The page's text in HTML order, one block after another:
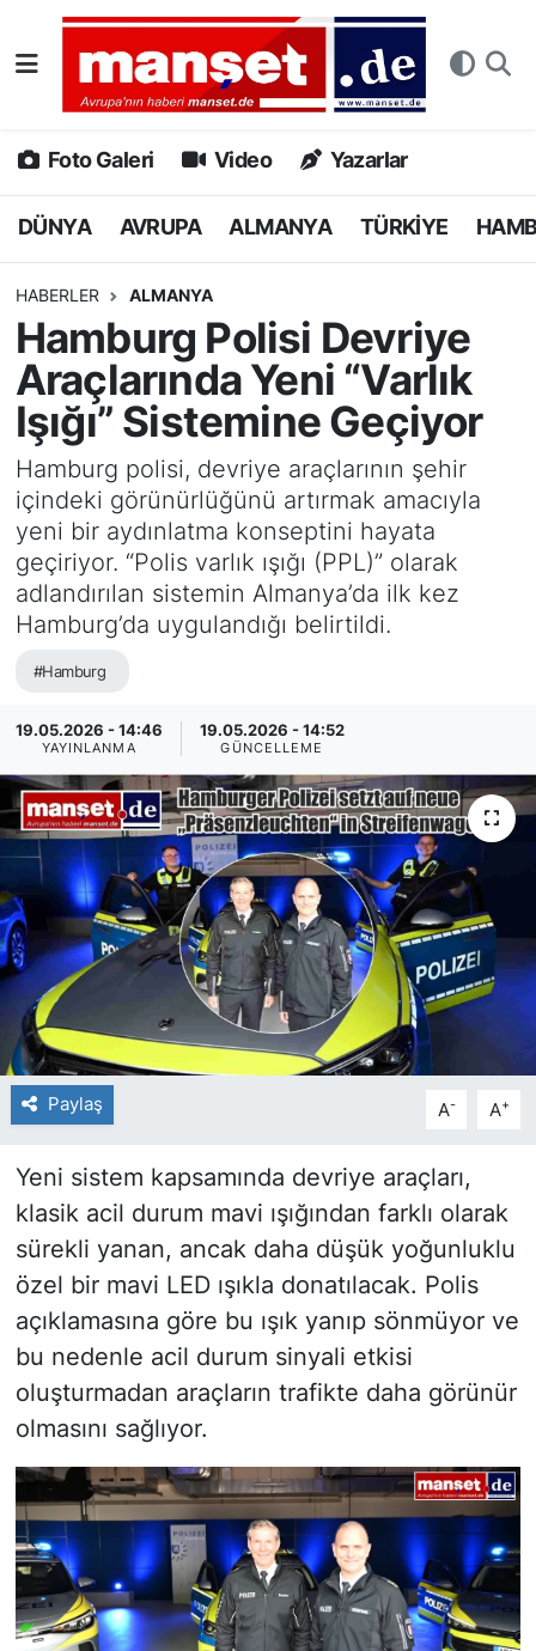
Foto Galeri Video Yazarlar
DÜNYA AVRUPA ALMANYA TÜRKİYE
HABERLER ALMANYA
Hamburg Polisi Devriye
Araçlarında Yeni “Varlık
Işığı” Sistemine Geçiyor
Hamburg polisi, devriye araçlarının şehir
içindeki görünürlüğünü artırmak amacıyla
yeni bir aydınlatma konseptini hayata
geçiriyor. “Polis varlık ışığı (PPL)” olarak
adlandırılan sistemin Almanya’da ilk kez
Hamburg’da uygulandığı belirtildi.
#Hamburg
19.05.2026 - 14:46
YAYINLANMA
19.05.2026 - 14:52
GÜNCELLEME
Paylaş A- A+
Yeni sistem kapsamında devriye araçları,
klasik acil durum mavi ışığından farklı olarak
sürekli yanan, ancak daha düşük yoğunluklu
özel bir mavi LED ışıkla donatılacak. Polis
açıklamasına göre bu ışık yanıp sönmüyor ve
bu nedenle acil durum sinyali etkisi
oluşturmadan araçların trafikte daha görünür
olmasını sağlıyor.
DÜNYA
AVRUPA
ALMANYA
HAMBURG
SPOR
DEUTSCH
EKONOMİ
SİYASET
SAĞLIK
Nöbetçi Eczaneler
Hava Durumu
Namaz Vakitleri
Puan Durumu ve Fikstür
Tüm Manşetler
Son Dakika Haberleri
Haber Arşivi